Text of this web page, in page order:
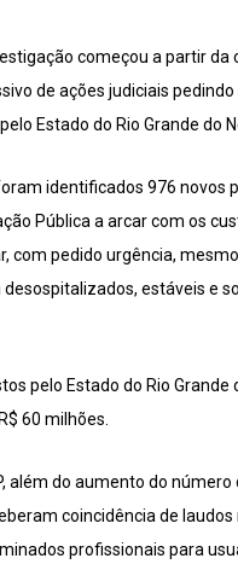
começou a partir da
de ações judiciais
Estado do Rio Grande do
identificados 976 novos
Pública a arcar com os
com pedido urgência,
estáveis e
pelo Estado do Rio Grande
60 milhões.
além do aumento do número
coincidência de laudos
profissionais para